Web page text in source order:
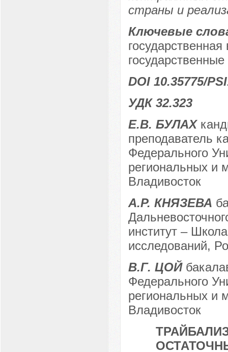
страны и
Ключевые
DOI 10.35775/
УДК 32.323
Е.В. БУЛАХ
преподаватель
Федерального
региональных и
Владивосток
А.Р. КНЯЗЕВА
институт –
исследований,
В.Г. ЦОЙ
Федерального
региональных и
Владивосток